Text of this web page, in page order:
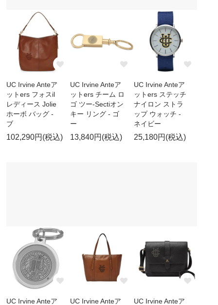
UC Irvine Anteア
ットers フォスil
レディース Jolie
ホーボ バッグ -
ブ
102,290円(税込)
UC Irvine Anteア
ットers チーム ロ
ゴ ツー-Sectiオン
キー リング - ゴ
ー
13,840円(税込)
UC Irvine Anteア
ットers ステッチ
ナイロン ストラ
ップ ウォッチ -
ネイビー
25,180円(税込)
UC Irvine Anteア
UC Irvine Anteア
UC Irvine Anteア